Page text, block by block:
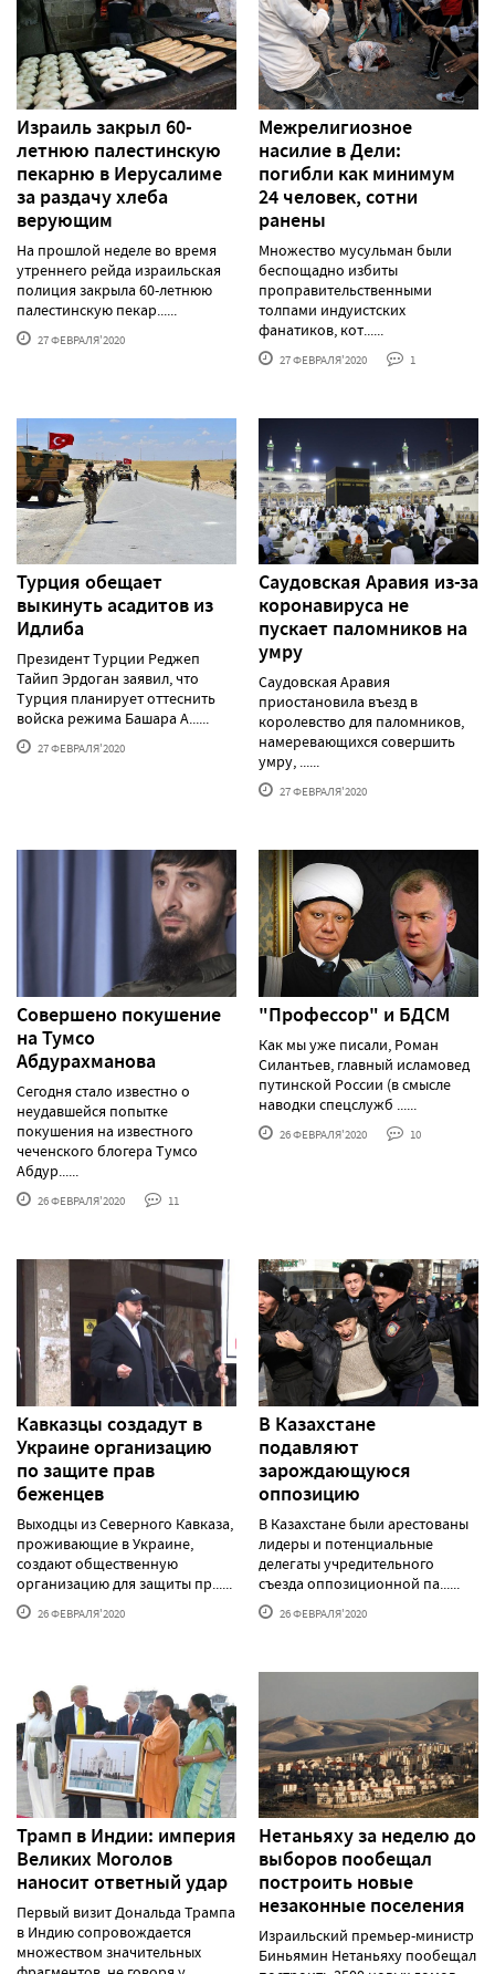
Израиль закрыл 60-
летнюю палестинскую
пекарню в Иерусалиме
за раздачу хлеба
верующим
На прошлой неделе во время
утреннего рейда израильская
полиция закрыла 60-летнюю
палестинскую пекар......
27 ФЕВРАЛЯ'2020
Межрелигиозное
насилие в Дели:
погибли как минимум
24 человек, сотни
ранены
Множество мусульман были
беспощадно избиты
проправительственными
толпами индуистских
фанатиков, кот......
27 ФЕВРАЛЯ'2020 1
Турция обещает
выкинуть асадитов из
Идлиба
Президент Турции Реджеп
Тайип Эрдоган заявил, что
Турция планирует оттеснить
войска режима Башара А......
27 ФЕВРАЛЯ'2020
Саудовская Аравия из-за
коронавируса не
пускает паломников на
умру
Cаудовская Аравия
приостановила въезд в
королевство для паломников,
намеревающихся совершить
умру, ......
27 ФЕВРАЛЯ'2020
Совершено покушение
на Тумсо
Абдурахманова
Сегодня стало известно о
неудавшейся попытке
покушения на известного
чеченского блогера Тумсо
Абдур......
26 ФЕВРАЛЯ'2020 11
"Профессор" и БДСМ
Как мы уже писали, Роман
Силантьев, главный исламовед
путинской России (в смысле
наводки спецслужб ......
26 ФЕВРАЛЯ'2020 10
Кавказцы создадут в
Украине организацию
по защите прав
беженцев
Выходцы из Северного Кавказа,
проживающие в Украине,
создают общественную
организацию для защиты пр......
26 ФЕВРАЛЯ'2020
В Казахстане
подавляют
зарождающуюся
оппозицию
В Казахстане были арестованы
лидеры и потенциальные
делегаты учредительного
съезда оппозиционной па......
26 ФЕВРАЛЯ'2020
Трамп в Индии: империя
Великих Моголов
наносит ответный удар
Первый визит Дональда Трампа
в Индию сопровождается
множеством значительных
Нетаньяху за неделю до
выборов пообещал
построить новые
незаконные поселения
Израильский премьер-министр
Биньямин Нетаньяху пообещал